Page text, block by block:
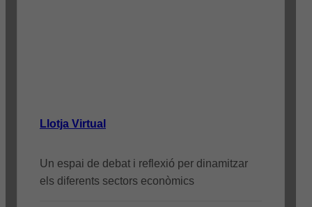
Llotja Virtual
Un espai de debat i reflexió per dinamitzar
els diferents sectors econòmics